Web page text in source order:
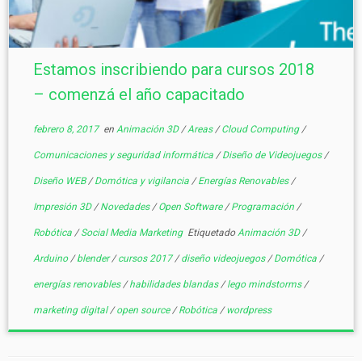
Estamos inscribiendo para cursos 2018
– comenzá el año capacitado
febrero 8, 2017en Animación 3D /Areas /Cloud Computing /
Comunicaciones y seguridad informática /Diseño de Videojuegos /
Diseño WEB/Domótica y vigilancia /Energías Renovables /
Impresión 3D /Novedades /Open Software /Programación /
Robótica /Social Media Marketing Etiquetado Animación 3D /
Arduino /blender/cursos 2017/diseño videojuegos /Domótica /
energías renovables /habilidades blandas /lego mindstorms /
marketing digital/open source /Robótica /wordpress